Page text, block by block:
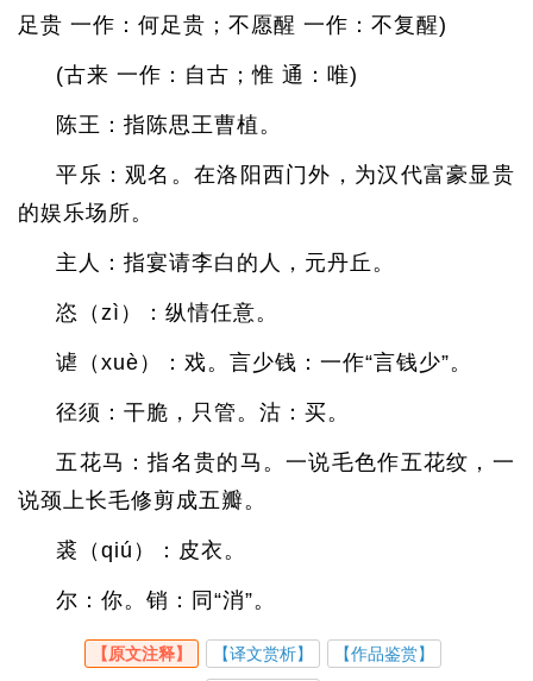
足贵 一作：何足贵；不愿醒 一作：不复醒)
(古来 一作：自古；惟 通：唯)
陈王：指陈思王曹植。
平乐：观名。在洛阳西门外，为汉代富豪显贵
的娱乐场所。
主人：指宴请李白的人，元丹丘。
恣（zì）：纵情任意。
谑（xuè）：戏。言少钱：一作“言钱少”。
径须：干脆，只管。沽：买。
五花马：指名贵的马。一说毛色作五花纹，一
说颈上长毛修剪成五瓣。
裘（qiú）：皮衣。
尔：你。销：同“消”。
【原文注释】 【译文赏析】 【作品鉴赏】